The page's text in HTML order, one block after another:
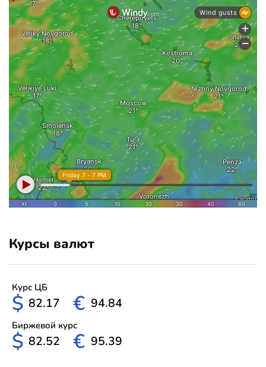
Курсы валют
Курс ЦБ
$ 82.17 € 94.84
Биржевой курс
$ 82.52 € 95.39